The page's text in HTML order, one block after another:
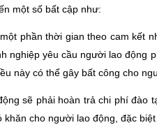
một số bất cập như:
phần thời gian theo cam kết
nghiệp yêu cầu người lao động
này có thể gây bất công cho
sẽ phải hoàn trả chi phí đào
cho người lao động, đặc